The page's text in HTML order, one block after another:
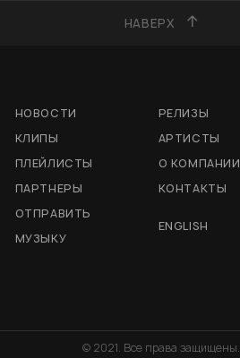
НАВЕРХ
НОВОСТИ
РЕЛИЗЫ
КЛИПЫ
АРТИСТЫ
ПЛЕЙЛИСТЫ
О КОМПАНИИ
ПАРТНЕРЫ
КОНТАКТЫ
ОТПРАВИТЬ
МУЗЫКУ
ENGLISH
© 2021. Все права защищены.